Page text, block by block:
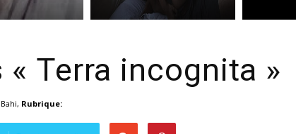
Terra incognita »
, Rubrique: